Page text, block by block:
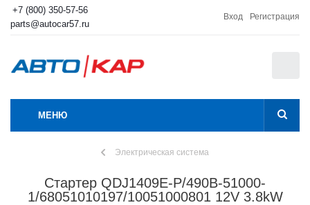
+7 (800) 350-57-56
parts@autocar57.ru
Вход Регистрация
МЕНЮ
Электрическая система
Стартер QDJ1409E-P/490B-51000-
1/68051010197/10051000801 12V 3.8kW